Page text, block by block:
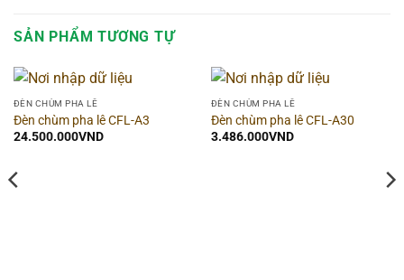
SẢN PHẨM TƯƠNG TỰ
ĐÈN CHÙM PHA LÊ
Đèn chùm pha lê CFL-A3
24.500.000VND
ĐÈN CHÙM PHA LÊ
Đèn chùm pha lê CFL-A30
3.486.000VND